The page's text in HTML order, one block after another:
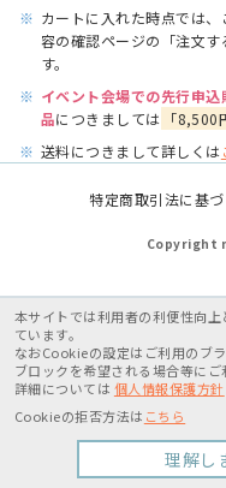
※ カートに入れた時点では
容の確認ページの「注文
す。
※ イベント会場での先行申込
品につきましては 「
※ 送料につきまして詳しくは
特定商取引法に基
Copyright
本サイトでは利用者の利便性向
ています。
なおCookieの設定はご利用のブ
ブロックを希望される場合等にご
詳細については 個人情報保護方針
Cookieの拒否方法は こちら
理解し